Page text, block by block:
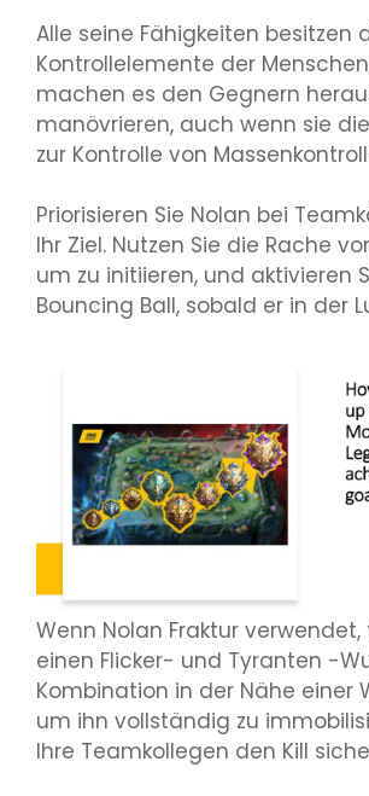
Alle seine Fähigkeiten besitzen
Kontrollelemente der
machen es den Gegnern
manövrieren, auch wenn sie
zur Kontrolle von
Priorisieren Sie Nolan bei
Ihr Ziel. Nutzen Sie die Rache
um zu initiieren, und aktivieren
Bouncing Ball, sobald er in der
Wenn Nolan Fraktur verwendet,
einen Flicker- und Tyranten -
Kombination in der Nähe einer
um ihn vollständig zu
Ihre Teamkollegen den Kill